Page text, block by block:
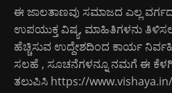
ಈ ಜಾಲತಾಣವು ಸಮಾಜದ ಎಲ್ಲ
ಉಪಯುಕ್ತ ವಿಷ್ಯ, ಮಾಹಿತಿಗಳನು ತಿಳಿಸಲು
ಹೆಚ್ಚಿಸುವ ಉದ್ದೇಶದಿಂದ ಕಾರ್ಯ
ಸಲಹೆ , ಸೂಚನೆಗಳನ್ನೂ ನಮಗೆ ಈ
ತಲುಪಿಸಿ https://